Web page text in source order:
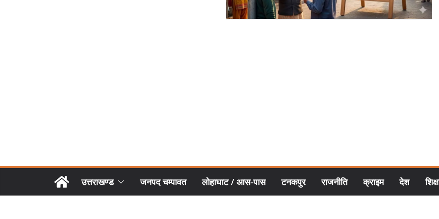
उत्तराखण्ड जनपद चम्पावत लोहाघाट / आस-पास टनकपुर राजनीति क्राइम देश